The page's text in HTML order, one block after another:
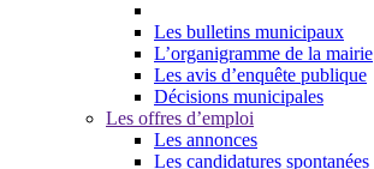
Les bulletins municipaux
L’organigramme de la mairie
Les avis d’enquête publique
Décisions municipales
Les offres d’emploi
Les annonces
Les candidatures spontanées